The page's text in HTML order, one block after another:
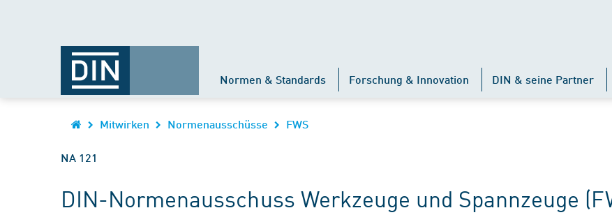
Normen & Standards Forschung & Innovation DIN & seine Partner
Mitwirken Normenausschüsse FWS
NA 121
DIN-Normenausschuss Werkzeuge und Spannzeuge